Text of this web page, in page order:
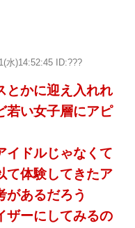
水)14:52:45 ID:???
とかに迎え入れれ
若い女子層にアピ
イドルじゃなくて
て体験してきたア
があるだろう
ザーにしてみるの